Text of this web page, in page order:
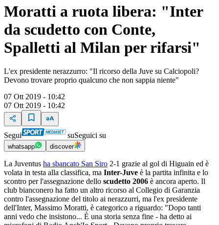
Moratti a ruota libera: "Inter
da scudetto con Conte,
Spalletti al Milan per rifarsi"
L'ex presidente nerazzurro: "Il ricorso della Juve su Calciopoli?
Devono trovare proprio qualcuno che non sappia niente"
07 Ott 2019 - 10:42
07 Ott 2019 - 10:42
Segui suSeguici su
whatsapp discover
La Juventus ha sbancato San Siro 2-1 grazie al gol di Higuain ed è
volata in testa alla classifica, ma Inter-Juve è la partita infinita e lo
scontro per l'assegnazione dello scudetto 2006 è ancora aperto. Il
club bianconero ha fatto un altro ricorso al Collegio di Garanzia
contro l'assegnazione del titolo ai nerazzurri, ma l'ex presidente
dell'Inter, Massimo Moratti, è categorico a riguardo: "Dopo tanti
anni vedo che insistono... È una storia senza fine - ha detto ai